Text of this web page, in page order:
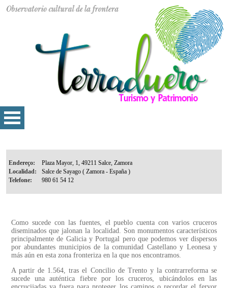
Endereço:
Localidad:
Telefone:
Como sucede con las fuentes, el pueblo cuenta con varios cruceros
diseminados que jalonan la localidad. Son monumentos característicos
principalmente de Galicia y Portugal pero que podemos ver dispersos
por abundantes municipios de la comunidad Castellano y Leonesa y
más aún en esta zona fronteriza en la que nos encontramos.
A partir de 1.564, tras el Concilio de Trento y la contrarreforma se
sucede una auténtica fiebre por los cruceros, ubicándolos en las